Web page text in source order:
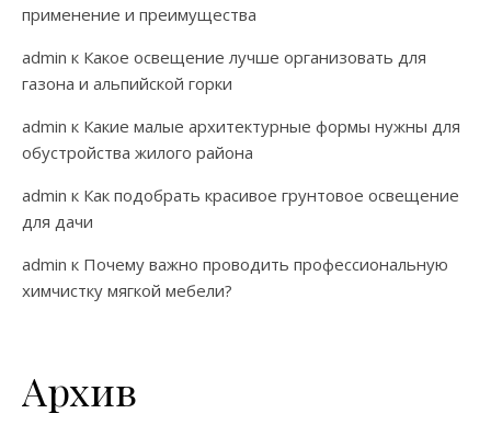
применение и преимущества
admin к Какое освещение лучше организовать для
газона и альпийской горки
admin к Какие малые архитектурные формы нужны для
обустройства жилого района
admin к Как подобрать красивое грунтовое освещение
для дачи
admin к Почему важно проводить профессиональную
химчистку мягкой мебели?
Архив